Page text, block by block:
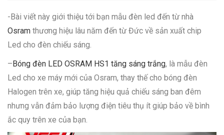
-Bài viết này giới thiệu tới bạn mẫu đèn led đến từ nhà
Osram thương hiệu lâu năm đến từ Đức về sản xuất chip
Led cho đèn chiếu sáng.
–Bóng đèn LED OSRAM HS1 tăng sáng trắng, là mẫu đèn
Led cho xe máy mới của Osram, thay thế cho bóng đèn
Halogen trên xe, giúp tăng hiệu quả chiếu sáng ban đêm
nhưng vẫn đảm bảo lượng điện tiêu thụ ít giúp bảo về bình
ắc quy trên xe của bạn.